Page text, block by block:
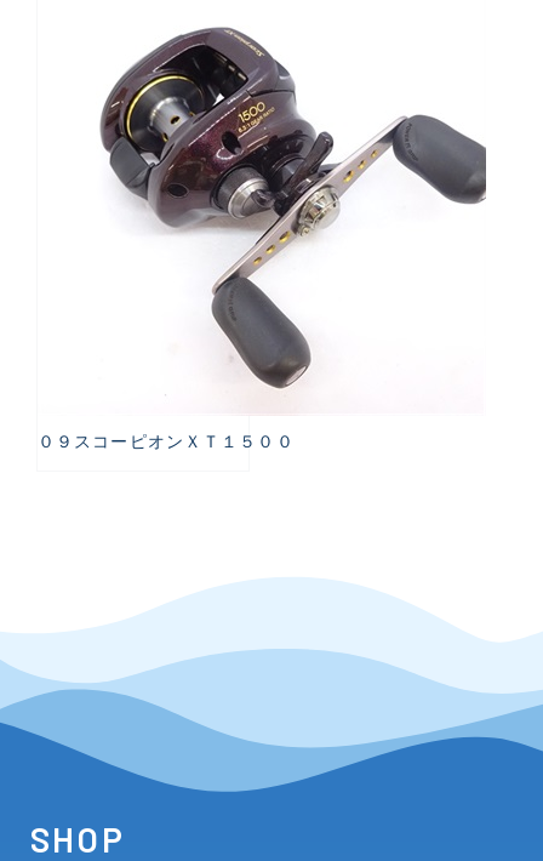
０９スコーピオンＸＴ１５００
SHOP